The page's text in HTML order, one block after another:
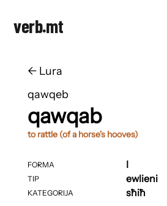
verb.mt
← ​​Lura
qawqeb
qawqab
to rattle (of a horse's hooves)
FORMA
TIP
KATEGORIJA
I
ewlieni
sħiħ